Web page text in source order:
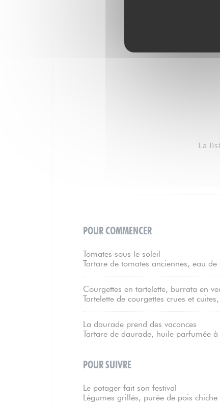
La
POUR COMMENCER
Tomates sous le soleil
Tartare de tomates anciennes, eau
Courgettes en tartelette, burrata en
Tartelette de courgettes crues et
La daurade prend des vacances
Tartare de daurade, huile parfumée
POUR SUIVRE
Le potager fait son festival
Légumes grillés, purée de pois